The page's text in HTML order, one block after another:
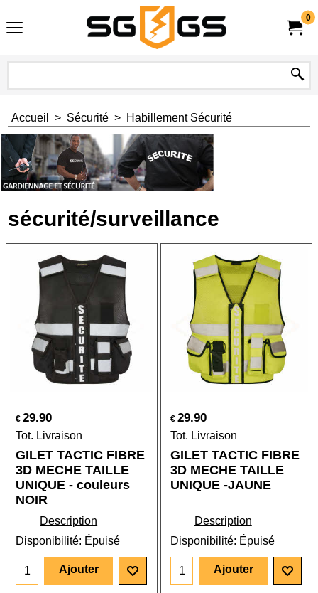
0
Accueil > Sécurité > Habillement Sécurité
sécurité/surveillance
€ 29.90
Tot. Livraison
GILET TACTIC FIBRE
3D MECHE TAILLE
UNIQUE - couleurs
NOIR
Description
Disponibilité: Épuisé
Ajouter
€ 29.90
Tot. Livraison
GILET TACTIC FIBRE
3D MECHE TAILLE
UNIQUE -JAUNE
Description
Disponibilité: Épuisé
Ajouter